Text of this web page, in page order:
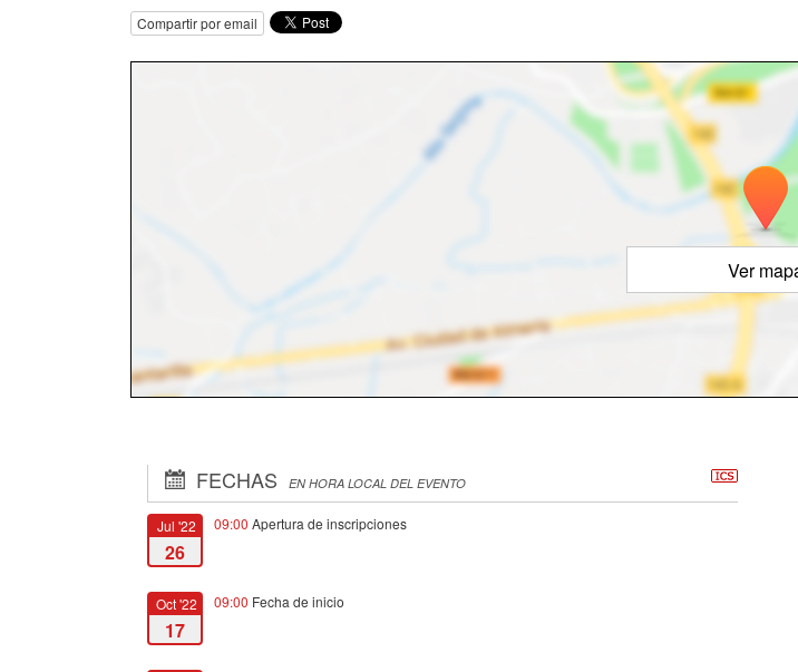
Compartir por email
Ver
FECHAS EN HORA LOCAL DEL EVENTO
Jul '22
26
09:00 Apertura de inscripciones
Oct '22
17
09:00 Fecha de inicio